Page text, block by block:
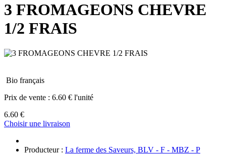
3 FROMAGEONS CHEVRE
1/2 FRAIS
Bio français
Prix de vente : 6.60 € l'unité
6.60 €
Choisir une livraison
Producteur : La ferme des Saveurs, BLV - F - MBZ - P